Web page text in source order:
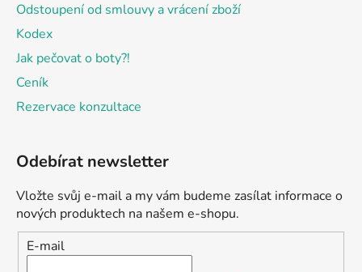
Odstoupení od smlouvy a vrácení zboží
Kodex
Jak pečovat o boty?!
Ceník
Rezervace konzultace
Odebírat newsletter
Vložte svůj e-mail a my vám budeme zasílat informace o
nových produktech na našem e-shopu.
E-mail